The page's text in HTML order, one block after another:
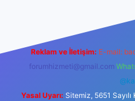
Reklam ve İletişim: E-mail:
forumhizmeti@gmail.com
Yasal Uyarı: Sitemiz, 5651